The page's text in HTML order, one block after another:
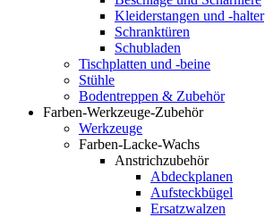
Kleiderstangen und -halter
Schranktüren
Schubladen
Tischplatten und -beine
Stühle
Bodentreppen & Zubehör
Farben-Werkzeuge-Zubehör
Werkzeuge
Farben-Lacke-Wachs
Anstrichzubehör
Abdeckplanen
Aufsteckbügel
Ersatzwalzen